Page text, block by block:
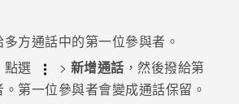
方通話中的第一位參與者。
點選
> 新增通話 ，然後撥給第
第一位參與者會變成通話保留。